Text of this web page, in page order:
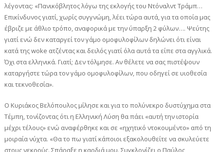
λέγοντας: «Πανικόβλητος λόγω της εκλογής του Ντόναλντ Τράμπ…
Επικίνδυνος γιατί, χωρίς συγγνώμη, λέει τώρα αυτά, για τα οποία μας
έβριζε με άθλιο τρόπο, αναφορικά με την ύπαρξη 2 φύλων…. Ψεύτης
γιατί ενώ δεν καταργεί τον γάμο ομοφυλοφίλων δηλώνει ότι είναι
κατά της woke ατζέντας και δειλός γιατί όλα αυτά τα είπε στα αγγλικά.
Όχι στα ελληνικά. Γιατί; Δεν τόλμησε. Αν θέλετε να σας πιστέψουν
καταργήστε τώρα τον γάμο ομοφυλοφίλων, που οδηγεί σε υιοθεσία
και τεκνοθεσία».
Ο Κυριάκος Βελόπουλος μίλησε και για το πολύνεκρο δυστύχημα στα
Τέμπη, τονίζοντας ότι η Ελληνική Λύση θα πάει «αυτή την ιστορία
μέχρι τέλους» ενώ αναφέρθηκε και σε «ηχητικό ντοκουμέντο» από τη
μοιραία νύχτα. «Θα το πω γιατί κάποιοι εξακολουθείτε να σκυλεύετε